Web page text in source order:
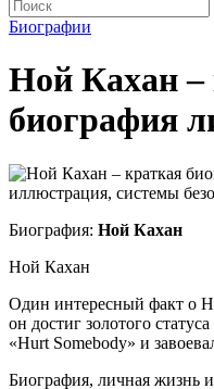
Биографии
Ной Кахан –
биография
Биография: Ной Кахан
Ной Кахан
Один интересный факт о
он достиг золотого
«Hurt Somebody» и
Биография, личная жизнь